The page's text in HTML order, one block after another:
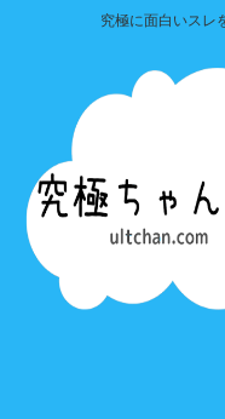
究極に面白いスレ